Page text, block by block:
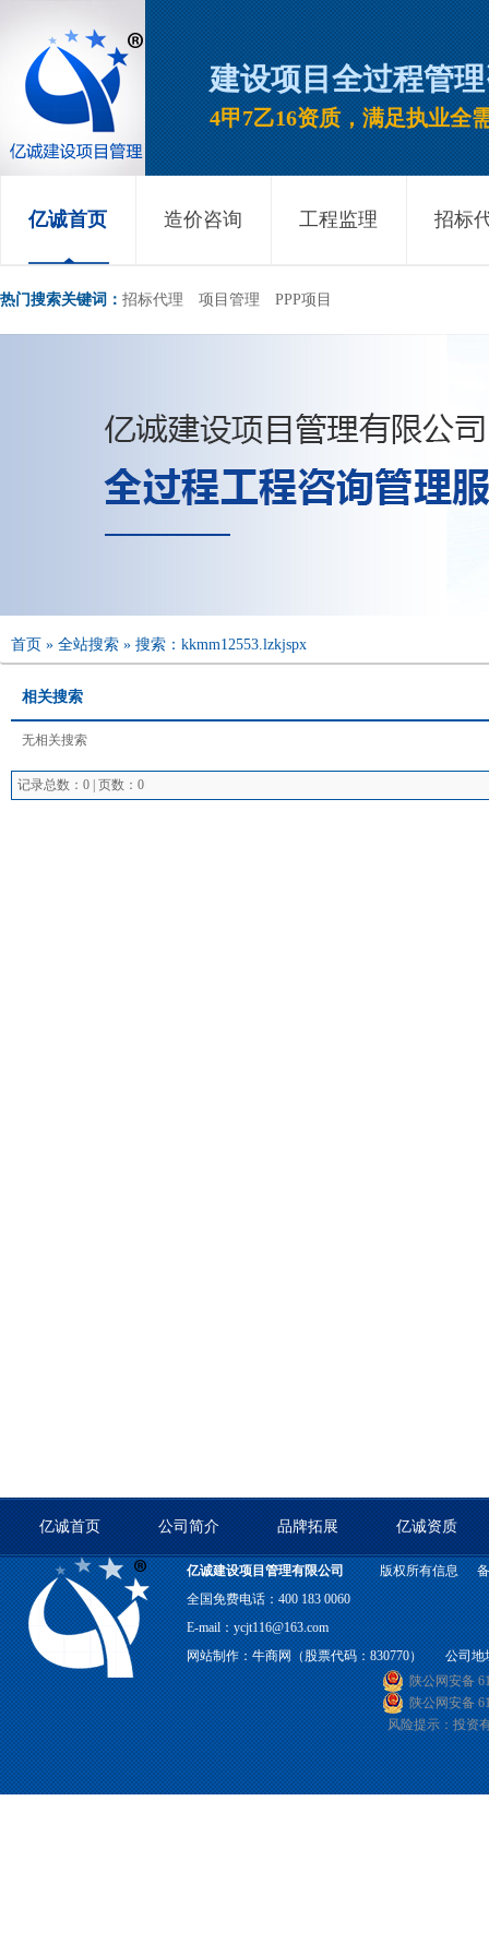
建设项目全过程管
4甲7乙16资质，满足执业全
亿诚首页 造价咨询 工程监理 招标
热门搜索关键词： 招标代理 项目管理 PPP项目
首页 » 全站搜索 » 搜索：kkmm12553.lzkjspx
相关搜索
无相关搜索
记录总数：0 | 页数：0
亿诚首页 公司简介 品牌拓展 亿诚资质
亿诚建设项目管理有限公司 版权所有信息
全国免费电话：400 183 0060
E-mail：ycjt116@163.com
网站制作：牛商网（股票代码：830770） 公司地
陕公网安备
陕公网安备
风险提示：投资